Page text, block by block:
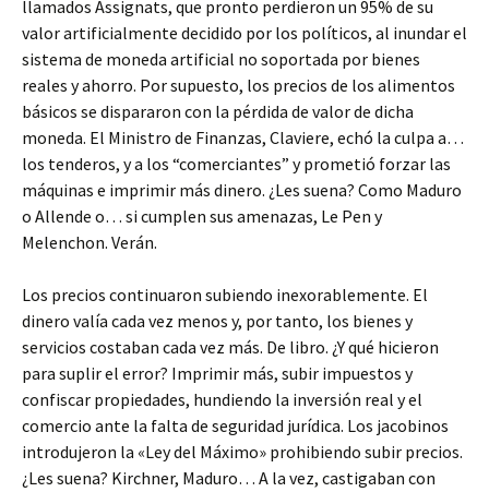
llamados Assignats, que pronto perdieron un 95% de su
valor artificialmente decidido por los políticos, al inundar el
sistema de moneda artificial no soportada por bienes
reales y ahorro. Por supuesto, los precios de los alimentos
básicos se dispararon con la pérdida de valor de dicha
moneda. El Ministro de Finanzas, Claviere, echó la culpa a…
los tenderos, y a los “comerciantes” y prometió forzar las
máquinas e imprimir más dinero. ¿Les suena? Como Maduro
o Allende o… si cumplen sus amenazas, Le Pen y
Melenchon. Verán.
Los precios continuaron subiendo inexorablemente. El
dinero valía cada vez menos y, por tanto, los bienes y
servicios costaban cada vez más. De libro. ¿Y qué hicieron
para suplir el error? Imprimir más, subir impuestos y
confiscar propiedades, hundiendo la inversión real y el
comercio ante la falta de seguridad jurídica. Los jacobinos
introdujeron la «Ley del Máximo» prohibiendo subir precios.
¿Les suena? Kirchner, Maduro… A la vez, castigaban con